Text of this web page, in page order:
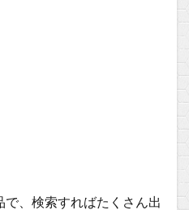
、検索すればたくさん出